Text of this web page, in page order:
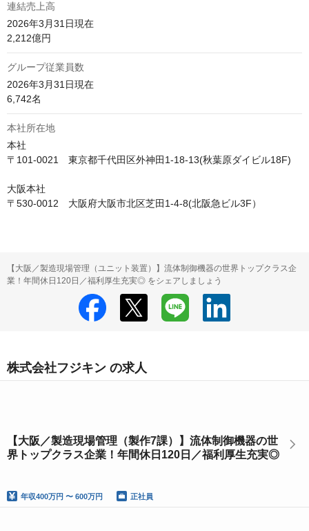
連結売上高
2026年3月31日現在
2,212億円
グループ従業員数
2026年3月31日現在
6,742名
本社所在地
本社
〒101-0021　東京都千代田区外神田1-18-13(秋葉原ダイビル18F)
大阪本社
〒530-0012　大阪府大阪市北区芝田1-4-8(北阪急ビル3F）
【大阪／製造現場管理（ユニット装置）】流体制御機器の世界トップクラス企
業！年間休日120日／福利厚生充実◎ をシェアしましょう
株式会社フジキン の求人
【大阪／製造現場管理（製作7課）】流体制御機器の世
界トップクラス企業！年間休日120日／福利厚生充実◎
年収400万円 〜 600万円 正社員